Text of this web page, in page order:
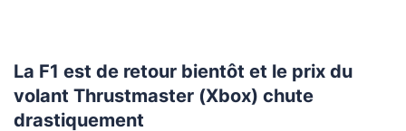
La F1 est de retour bientôt et le prix du
volant Thrustmaster (Xbox) chute
drastiquement